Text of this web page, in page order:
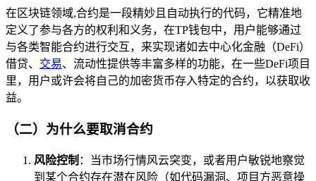
在区块链领域,合约是一段精妙且自动执行的代码，它精准地
定义了参与各方的权利和义务，在TP钱包中，用户能够通过
与各类智能合约进行交互，来实现诸如去中心化金融（DeFi）
借贷、 交易、流动性提供等丰富多样的功能，在一些DeFi项目
里，用户或许会将自己的加密货币存入特定的合约，以获取收
益。
（二）为什么要取消合约
风险控制 ：当市场行情风云突变，或者用户敏锐地察觉
到某个合约存在潜在风险（如代码漏洞、项目方恶意操